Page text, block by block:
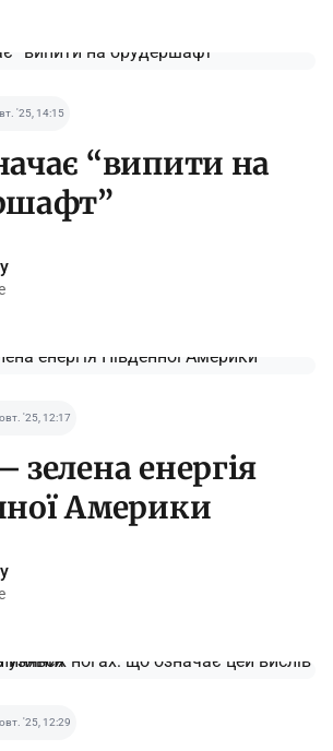
'25, 14:15
“випити на
'25, 12:17
енергія
Америки
'25, 12:29